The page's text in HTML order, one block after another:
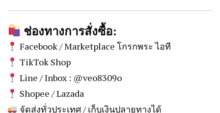
ช่องทางการสั่งซื้อ:
Facebook / Marketplace โกรกพระ ไอที
TikTok Shop
Line / Inbox : @veo8309o
Shopee / Lazada
จัดส่งทั่วประเทศ / เก็บเงินปลายทางได้